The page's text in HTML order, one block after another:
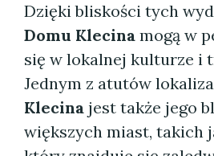
Dzięki bliskości tych
Domu Klecina mogą w
się w lokalnej kulturze i
Jednym z atutów
Klecina jest także jego
większych miast, takich